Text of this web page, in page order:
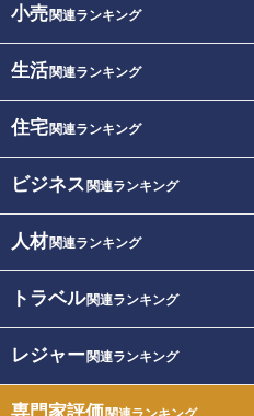
小売関連ランキング
生活関連ランキング
住宅関連ランキング
ビジネス 関連ランキング
人材関連ランキング
トラベル関連ランキング
レジャー関連ランキング